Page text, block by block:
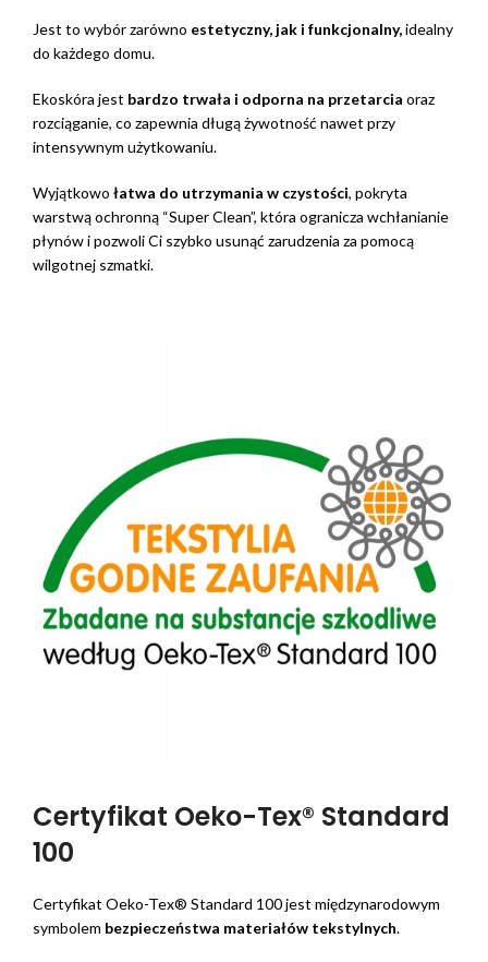
Jest to wybór zarówno estetyczny, jak i funkcjonalny,idealny
do każdego domu.
Ekoskóra jest bardzo trwała i odporna na przetarcia oraz
rozciąganie, co zapewnia długą żywotność nawet przy
intensywnym użytkowaniu.
Wyjątkowo łatwa do utrzymania w czystości, pokryta
warstwą ochronną “Super Clean”, która ogranicza wchłanianie
płynów i pozwoli Ci szybko usunąć zarudzenia za pomocą
wilgotnej szmatki.
Certyfikat Oeko-Tex® Standard
100
Certyfikat Oeko-Tex® Standard 100 jest międzynarodowym
symbolem bezpieczeństwa materiałów tekstylnych.